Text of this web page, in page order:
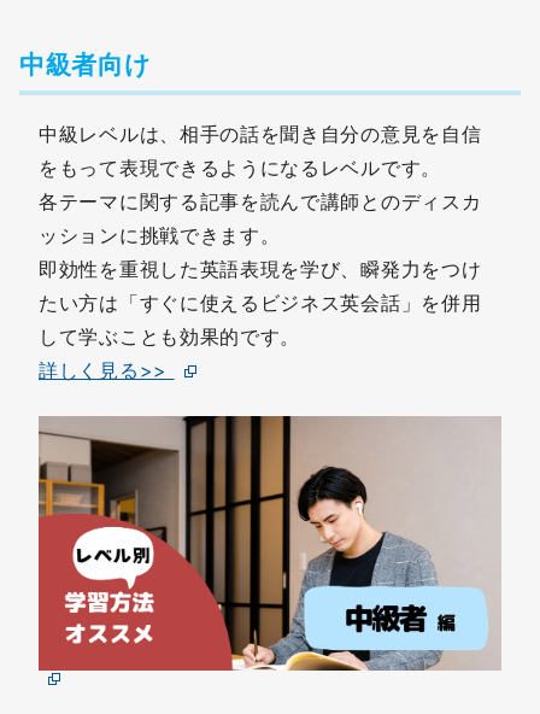
中級者向け
中級レベルは、相手の話を聞き自分の意見を自信
をもって表現できるようになるレベルです。
各テーマに関する記事を読んで講師とのディスカ
ッションに挑戦できます。
即効性を重視した英語表現を学び、瞬発力をつけ
たい方は「すぐに使えるビジネス英会話」を併用
して学ぶことも効果的です。
詳しく見る>>